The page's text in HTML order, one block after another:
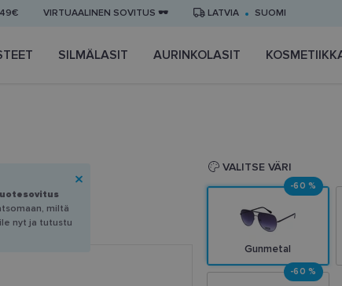
49€ VIRTUAALINEN SOVITUS 🕶️ LATVIA SUOMI
SILMÄLASIT AURINKOLASIT
miltä
nyt ja tutustu
VALITSE VÄRI
Gunmetal
-60 %
-60 %